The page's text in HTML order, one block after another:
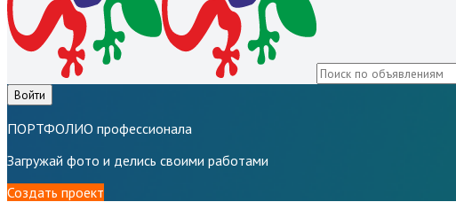
Войти
ПОРТФОЛИО профессионала
Загружай фото и делись своими работами
Создать проект